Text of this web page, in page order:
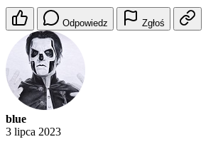
Odpowiedz Zgłoś
blue
3 lipca 2023